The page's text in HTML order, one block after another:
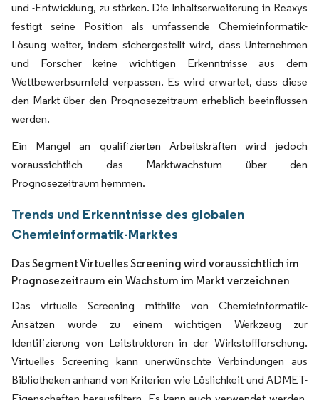
und -Entwicklung, zu stärken. Die Inhaltserweiterung in Reaxys
festigt seine Position als umfassende Chemieinformatik-
Lösung weiter, indem sichergestellt wird, dass Unternehmen
und Forscher keine wichtigen Erkenntnisse aus dem
Wettbewerbsumfeld verpassen. Es wird erwartet, dass diese
den Markt über den Prognosezeitraum erheblich beeinflussen
werden.
Ein Mangel an qualifizierten Arbeitskräften wird jedoch
voraussichtlich das Marktwachstum über den
Prognosezeitraum hemmen.
Trends und Erkenntnisse des globalen
Chemieinformatik-Marktes
Das Segment Virtuelles Screening wird voraussichtlich im
Prognosezeitraum ein Wachstum im Markt verzeichnen
Das virtuelle Screening mithilfe von Chemieinformatik-
Ansätzen wurde zu einem wichtigen Werkzeug zur
Identifizierung von Leitstrukturen in der Wirkstoffforschung.
Virtuelles Screening kann unerwünschte Verbindungen aus
Bibliotheken anhand von Kriterien wie Löslichkeit und ADMET-